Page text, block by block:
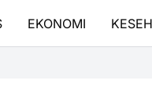
EKONOMI